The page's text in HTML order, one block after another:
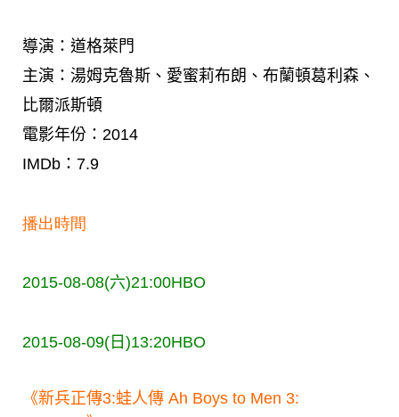
導演：道格萊門
主演：湯姆克魯斯、愛蜜莉布朗、布蘭頓葛利森、
比爾派斯頓
電影年份：2014
IMDb：7.9
播出時間
2015-08-08(六)21:00HBO
2015-08-09(日)13:20HBO
《新兵正傳3:蛙人傳 Ah Boys to Men 3: